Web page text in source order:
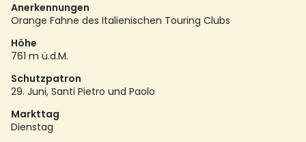
Anerkennungen
Orange Fahne des Italienischen Touring Clubs
Höhe
761 m ü.d.M.
Schutzpatron
29. Juni, Santi Pietro und Paolo
Markttag
Dienstag